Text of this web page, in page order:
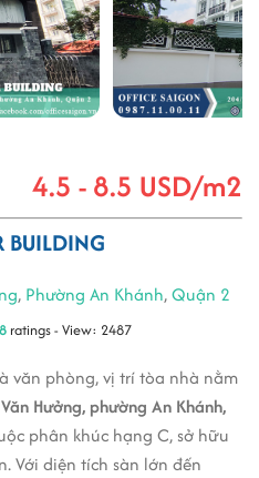
4.5 - 8.5 USD/m2
BUILDING
, Phường An Khánh,Quận 2
ratings - View: 2487
văn phòng, vị trí tòa nhà nằm
Hưởng, phường An Khánh,
phân khúc hạng C, sở hữu
Với diện tích sàn lớn đến